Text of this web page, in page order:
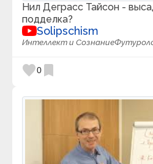
Нил Деграсс Тайсон -
подделка?
Solipschism
Интеллект и Сознание
favorite0 bookmark